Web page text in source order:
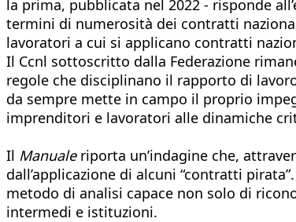
la prima, pubblicata nel 2022 - risponde
termini di numerosità dei contratti
lavoratori a cui si applicano contratti
Il Ccnl sottoscritto dalla Federazione
regole che disciplinano il rapporto di
da sempre mette in campo il proprio
imprenditori e lavoratori alle dinamiche
Il Manuale riporta un’indagine che,
dall’applicazione di alcuni “contratti
metodo di analisi capace non solo di
intermedi e istituzioni.